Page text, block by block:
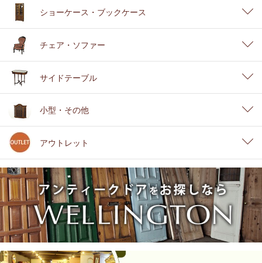
ショーケース・ブックケース
チェア・ソファー
サイドテーブル
小型・その他
アウトレット